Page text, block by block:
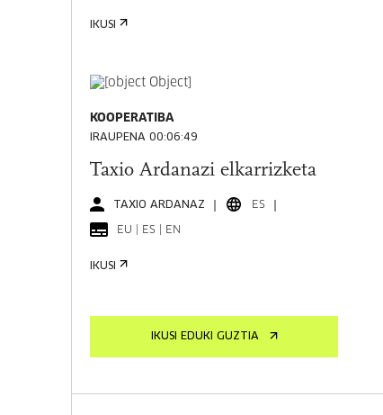
IKUSI
KOOPERATIBA
IRAUPENA 00:06:49
Taxio Ardanazi elkarrizketa
TAXIO ARDANAZ ES
EU | ES | EN
IKUSI
IKUSI EDUKI GUZTIA